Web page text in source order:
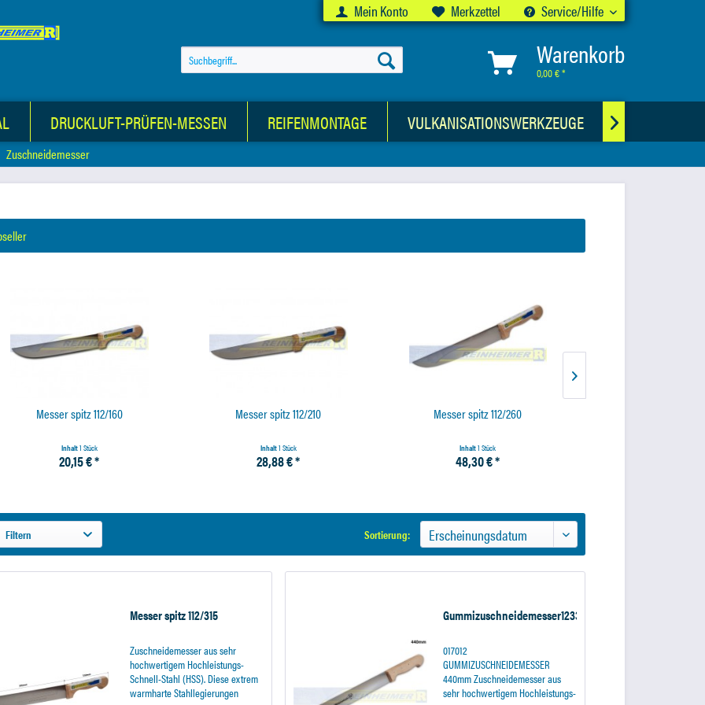
Mein Konto Merkzettel Service/Hilfe
Warenkorb
0,00 € *
DRUCKLUFT-PRÜFEN-MESSEN REIFENMONTAGE VULKANISATIONSWERKZEUGE 
Zuschneidemesser
Messer spitz 112/160
Inhalt1 Stück
20,15 € *
Messer spitz 112/210
Inhalt1 Stück
28,88 € *
Messer spitz 112/260
Inhalt1 Stück
48,30 € *
Filtern Sortierung:
Messer spitz 112/315
Zuschneidemesser aus sehr
hochwertigem Hochleistungs-
Schnell-Stahl (HSS). Diese extrem
warmharte Stahllegierungen
Gummizuschneidemesser1233/260
017012
GUMMIZUSCHNEIDEMESSER
440mm Zuschneidemesser aus
sehr hochwertigem Hochleistungs-